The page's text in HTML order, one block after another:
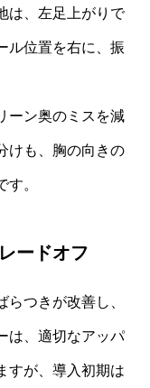
は、左足上がりで
ル位置を右に、振
ーン奥のミスを減
けも、胸の向きの
。
ードオフ
つきが改善し、
は、適切なアッパ
すが、導入初期は